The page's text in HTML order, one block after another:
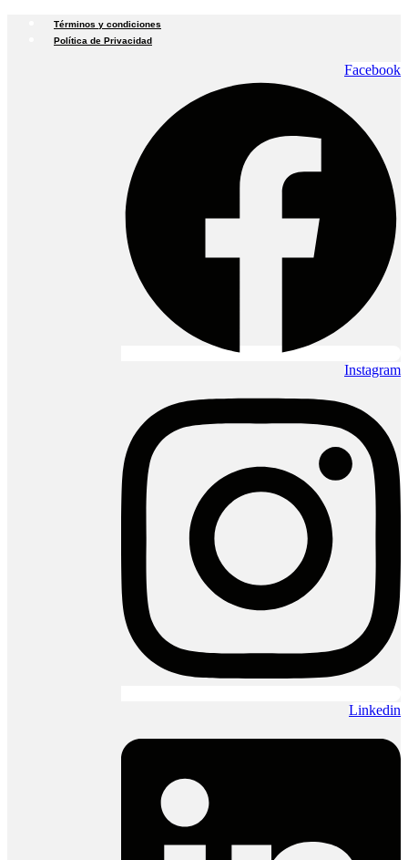
Términos y condiciones
Política de Privacidad
Facebook
Instagram
Linkedin